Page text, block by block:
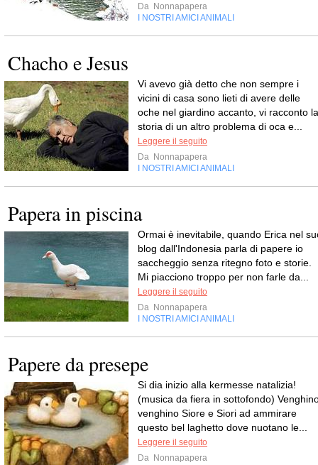
Da Nonnapapera
I NOSTRI AMICI ANIMALI
Chacho e Jesus
Vi avevo già detto che non sempre i
vicini di casa sono lieti di avere delle
oche nel giardino accanto, vi racconto la
storia di un altro problema di oca e...
Leggere il seguito
Da Nonnapapera
I NOSTRI AMICI ANIMALI
Papera in piscina
Ormai è inevitabile, quando Erica nel
blog dall'Indonesia parla di papere io
saccheggio senza ritegno foto e storie.
Mi piacciono troppo per non farle da...
Leggere il seguito
Da Nonnapapera
I NOSTRI AMICI ANIMALI
Papere da presepe
Si dia inizio alla kermesse natalizia!
(musica da fiera in sottofondo)
venghino Siore e Siori ad ammirare
questo bel laghetto dove nuotano le...
Leggere il seguito
Da Nonnapapera